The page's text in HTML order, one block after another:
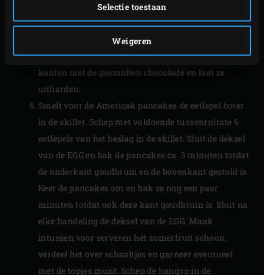
Selectie toestaan
Weigeren
een stuk bakpapier. Plaats deCast Iron Skillet
het rooster en laat deze ca. 10 minuten
voorverwarmen. Breng de temperatuur van de EGG
intussen naar 220 °C. Bestrijk het spek aan beide
kanten met de gesmolten chocolade en laat ze
uitharden.
Smelt voor de Americak pancakes de eetlepel boter
in de skillet. Schep met voldoende tussenruimte 6
eetlepels van het beslag in de skillet. Sluit de deksel
van de EGG en bak de pancakes ca. 3 minuten totdat
de onderkant goudbruin en de bovenkant gestold is.
Keer de pancakes om en bak ze nog een paar
minuten totdat ook deze kant goudbruin is. Sluit na
elke handeling de deksel van de EGG. Maak
intussen voor serveren het zomerfruit schoon,
verdeel het over schaaltjes en garneer eventueel
met de topjes munt. Schep de hangop in de